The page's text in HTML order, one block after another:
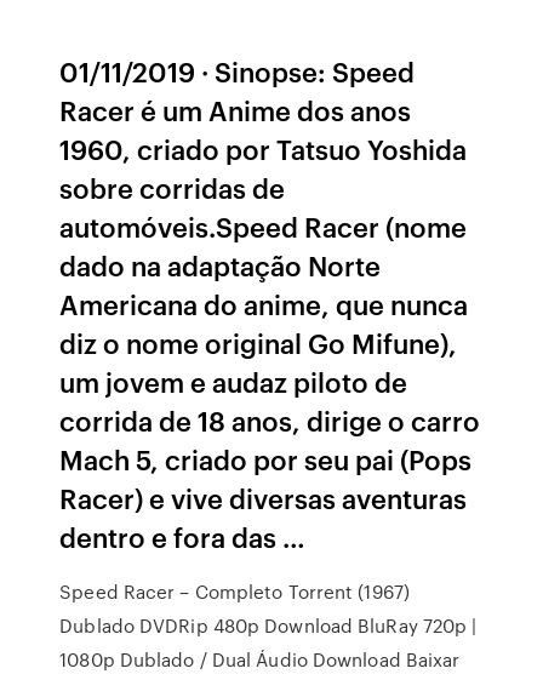
01/11/2019 · Sinopse: Speed
Racer é um Anime dos anos
1960, criado por Tatsuo Yoshida
sobre corridas de
automóveis.Speed Racer (nome
dado na adaptação Norte
Americana do anime, que nunca
diz o nome original Go Mifune),
um jovem e audaz piloto de
corrida de 18 anos, dirige o carro
Mach 5, criado por seu pai (Pops
Racer) e vive diversas aventuras
dentro e fora das …
Speed Racer – Completo Torrent (1967)
Dublado DVDRip 480p Download BluRay 720p |
1080p Dublado / Dual Áudio Download Baixar